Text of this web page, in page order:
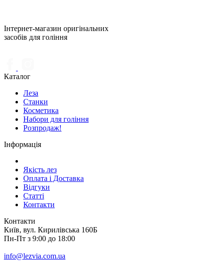
Інтернет-магазин оригінальних
засобів для гоління
Каталог
Леза
Станки
Косметика
Набори для гоління
Розпродаж!
Інформація
Якість лез
Оплата і Доставка
Відгуки
Статті
Контакти
Контакти
Київ, вул. Кирилівська 160Б
Пн-Пт з 9:00 до 18:00
info@lezvia.com.ua